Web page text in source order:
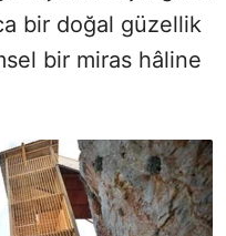
bir doğal güzellik
bir miras hâline